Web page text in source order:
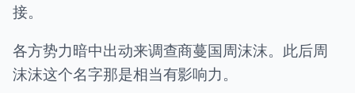
接。
各方势力暗中出动来调查商蔓国周沫沫。此后周
沫沫这个名字那是相当有影响力。